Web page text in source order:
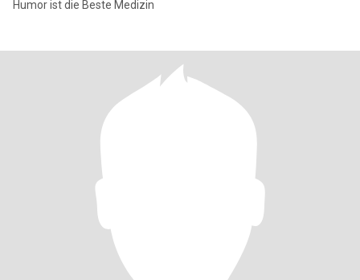
Humor ist die Beste Medizin